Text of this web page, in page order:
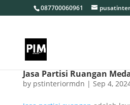
087700060961
Jasa Partisi Ruangan
by pstinteriormdn | Sep 4,